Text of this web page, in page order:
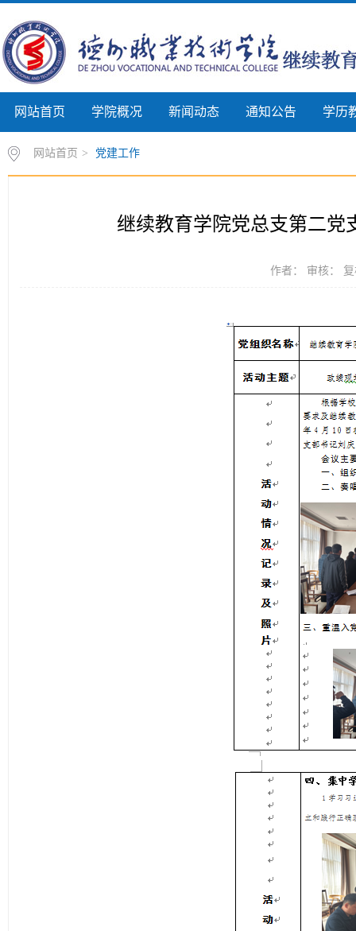
网站首页 学院概况 新闻动态 通知公告 学历
网站首页 > 党建工作
继续教育学院党总支第二党
作者： 审核：